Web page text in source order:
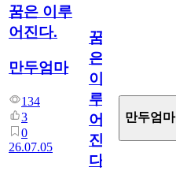
꿈은 이루
어진다.
만두엄마
134
3
0
26.07.05
꿈
은
이
루
어
진
다.
만두엄마